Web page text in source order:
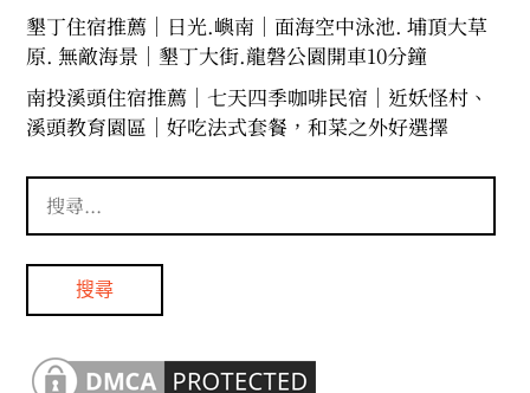
墾丁住宿推薦｜日光.嶼南｜面海空中泳池. 埔頂大草
原. 無敵海景｜墾丁大街.龍磐公園開車10分鐘
南投溪頭住宿推薦｜七天四季咖啡民宿｜近妖怪村、
溪頭教育園區｜好吃法式套餐，和菜之外好選擇
字: